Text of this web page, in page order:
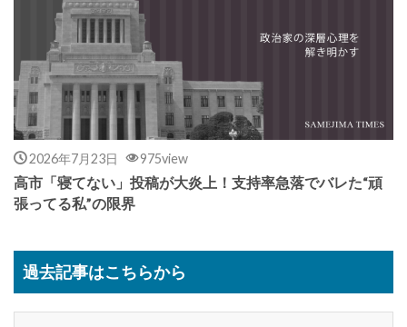
2026年7月23日 975view
高市「寝てない」投稿が大炎上！支持率急落でバレた“頑
張ってる私”の限界
過去記事はこちらから